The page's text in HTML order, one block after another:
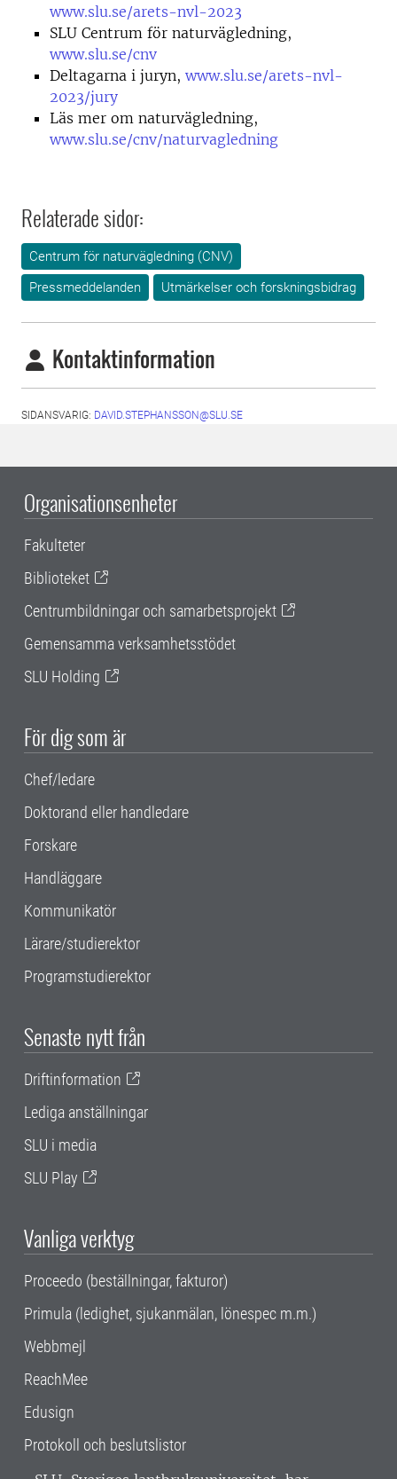
www.slu.se/arets-nvl-2023
SLU Centrum för naturvägledning,
www.slu.se/cnv
Deltagarna i juryn, www.slu.se/arets-nvl-
2023/jury
Läs mer om naturvägledning,
www.slu.se/cnv/naturvagledning
Relaterade sidor:
Centrum för naturvägledning (CNV)
Pressmeddelanden
Utmärkelser och forskningsbidrag
Kontaktinformation
SIDANSVARIG: DAVID.STEPHANSSON@SLU.SE
Organisationsenheter
Fakulteter
Biblioteket
Centrumbildningar och samarbetsprojekt
Gemensamma verksamhetsstödet
SLU Holding
För dig som är
Chef/ledare
Doktorand eller handledare
Forskare
Handläggare
Kommunikatör
Lärare/studierektor
Programstudierektor
Senaste nytt från
Driftinformation
Lediga anställningar
SLU i media
SLU Play
Vanliga verktyg
Proceedo (beställningar, fakturor)
Primula (ledighet, sjukanmälan, lönespec m.m.)
Webbmejl
ReachMee
Edusign
Protokoll och beslutslistor